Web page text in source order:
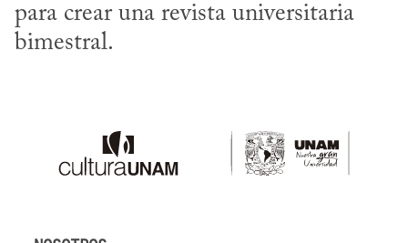
para crear una revista universitaria
bimestral.